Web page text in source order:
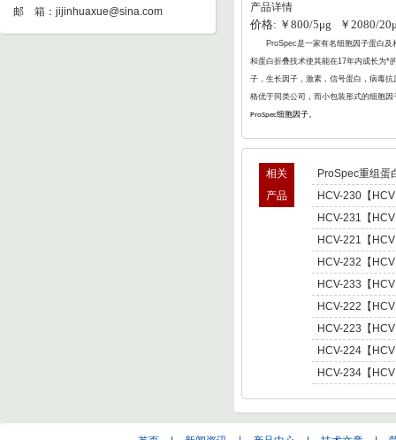
邮 箱： jijinhuaxue@sina.com 产品详情
价格: ￥800/5μg ￥2080/
ProSpec是一家有名细胞因子蛋白及
和蛋白折叠技术使其能在17年内成长为*
子，生长因子，激素，信号蛋白，病毒
格优于同类公司，而小包装形式的细胞
ProSpec细胞因子。
相关
产品
ProSpec重组蛋
HCV-230【
型肝炎病毒
Hepatitis C
HCV-231【
型肝炎病毒
Hepatitis C
HCV-221【
肝炎病毒NS5,
C Virus NS5
HCV-232【
型肝炎病毒
Hepatitis C
HCV-233【
型肝炎病毒
Hepatitis C
HCV-222【
肝炎病毒NS5,
C Virus NS5
HCV-223【
肝炎病毒NS5,
C Virus NS5
HCV-224【
肝炎病毒NS5,
HCV-234【
Hepatitis C Virus